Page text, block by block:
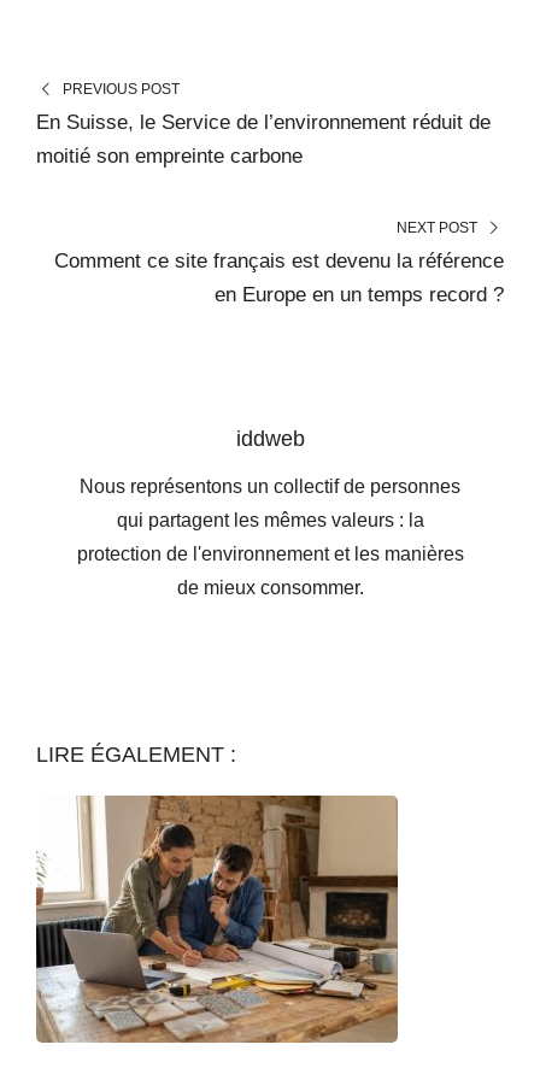
PREVIOUS POST
En Suisse, le Service de l’environnement réduit de
moitié son empreinte carbone
NEXT POST
Comment ce site français est devenu la référence
en Europe en un temps record ?
iddweb
Nous représentons un collectif de personnes
qui partagent les mêmes valeurs : la
protection de l'environnement et les manières
de mieux consommer.
LIRE ÉGALEMENT :